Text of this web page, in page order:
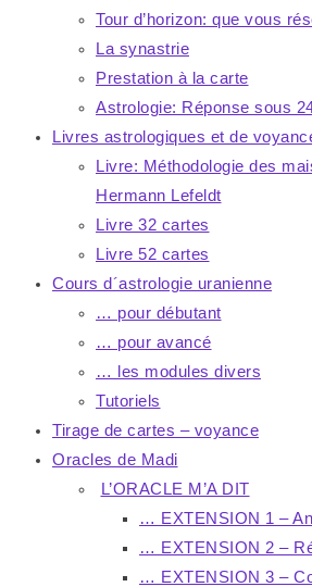
Tour d’horizon: que vous
La synastrie
Prestation à la carte
Astrologie: Réponse sous
Livres astrologiques et de
Livre: Méthodologie des
Hermann Lefeldt
Livre 32 cartes
Livre 52 cartes
Cours d´astrologie uranienne
… pour débutant
… pour avancé
… les modules divers
Tutoriels
Tirage de cartes – voyance
Oracles de Madi
L’ORACLE M’A DIT
… EXTENSION 1 –
… EXTENSION 2 –
… EXTENSION 3 –